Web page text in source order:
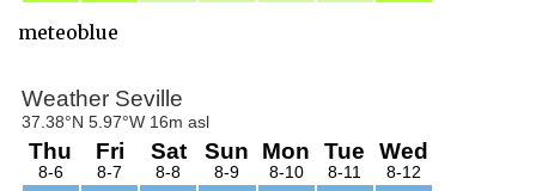
meteoblue